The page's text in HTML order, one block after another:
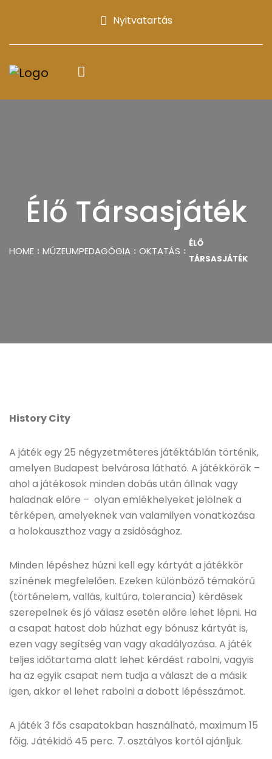
Nyitvatartás
Élő Társasjáték
HOME MÚZEUMPEDAGÓGIA OKTATÁS
ÉLŐ
TÁRSASJÁTÉK
History City
A játék egy 25 négyzetméteres játéktáblán történik,
amelyen Budapest belvárosa látható. A játékkörök –
ahol a játékosok minden dobás után állnak vagy
haladnak előre – olyan emlékhelyeket jelölnek a
térképen, amelyeknek van valamilyen vonatkozása
a holokauszthoz vagy a zsidósághoz.
Minden lépéshez húzni kell egy kártyát a játékkör
színének megfelelően. Ezeken különböző témakörű
(történelem, vallás, kultúra, tolerancia) kérdések
szerepelnek és jó válasz esetén előre lehet lépni. Ha
a csapat hatost dob húzhat egy bónusz kártyát is,
ezen vagy segítség van vagy akadályozása. A játék
teljes időtartama alatt lehet kérdést rabolni, vagyis
ha az egyik csapat nem tudja a választ de a másik
igen, akkor el lehet rabolni a dobott lépésszámot.
A játék 3 fős csapatokban használható, maximum 15
főig. Játékidő 45 perc. 7. osztályos kortól ajánljuk.